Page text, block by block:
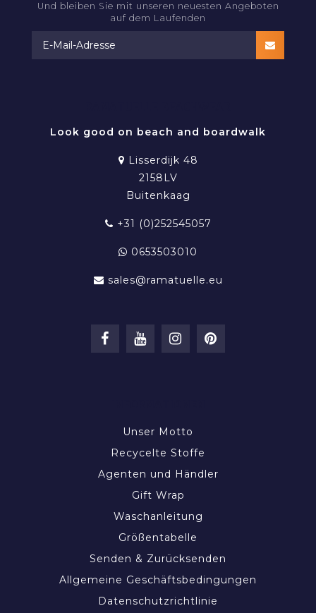
Und bleiben Sie mit unseren neuesten Angeboten
auf dem Laufenden
Look good on beach and boardwalk
Lisserdijk 48
2158LV
Buitenkaag
+31 (0)252545057
0653503010
sales@ramatuelle.eu
Unser Motto
Recycelte Stoffe
Agenten und Händler
Gift Wrap
Waschanleitung
Größentabelle
Senden & Zurücksenden
Allgemeine Geschäftsbedingungen
Datenschutzrichtlinie